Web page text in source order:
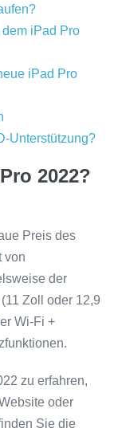
iPad Pro
iPad Pro
Unterstützung?
2022?
Preis des
von
der
Zoll oder 12,9
Wi-Fi +
zu erfahren,
oder
Sie die